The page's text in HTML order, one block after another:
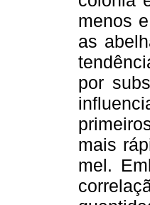
menos
as
por
mais
mel.